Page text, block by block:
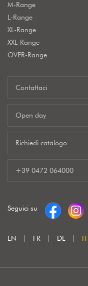
M-Range
L-Range
XL-Range
XXL-Range
OVER-Range
Contattaci
Open day
Richiedi catalogo
+39 0472 064000
Seguici su
EN FR DE IT